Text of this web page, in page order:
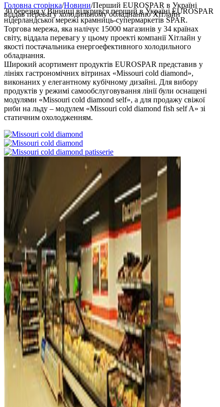
Головна сторінка/Новини/Перший EUROSPAR в Україні
віддав перевагу холодильному обладнанню Хітлайн
30 березня у Вінниці відкрився перший в Україні EUROSPAR
нідерландської мережі крамниць-супермаркетів SPAR.
Торгова мережа, яка налічує 15000 магазинів у 34 країнах
світу, віддала перевагу у цьому проекті компанії Хітлайн у
якості постачальника енергоефективного холодильного
обладнання.
Широкий асортимент продуктів EUROSPAR представив у
лініях гастрономічних вітринах «Missouri cold diamond»,
виконаних у елегантному кубічному дизайні. Для вибору
продуктів у режимі самообслуговування лінії були оснащені
модулями «Missouri cold diamond self», а для продажу свіжої
риби на льду – модулем «Missouri cold diamond fish self A» зі
статичним охолодженням.